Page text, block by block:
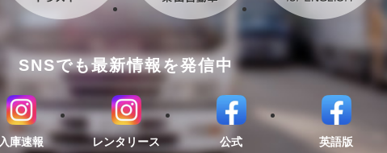
SNSでも最新情報を発信中
入庫速報
レンタリース
公式
英語版